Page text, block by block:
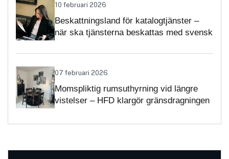
10 februari 2026
Beskattningsland för katalogtjänster –
när ska tjänsterna beskattas med svensk
07 februari 2026
Momspliktig rumsuthyrning vid längre
vistelser – HFD klargör gränsdragningen